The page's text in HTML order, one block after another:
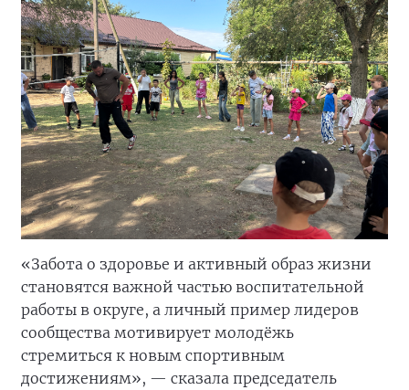
«Забота о здоровье и активный образ жизни
становятся важной частью воспитательной
работы в округе, а личный пример лидеров
сообщества мотивирует молодёжь
стремиться к новым спортивным
достижениям», — сказала председатель